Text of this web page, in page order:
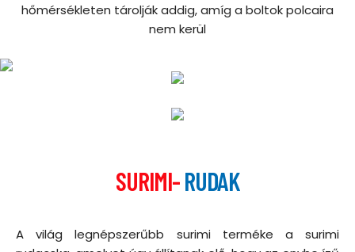
hőmérsékleten tárolják addig, amíg a boltok polcaira
nem kerül
SURIMI-RUDAK
A világ legnépszerűbb surimi terméke a surimi